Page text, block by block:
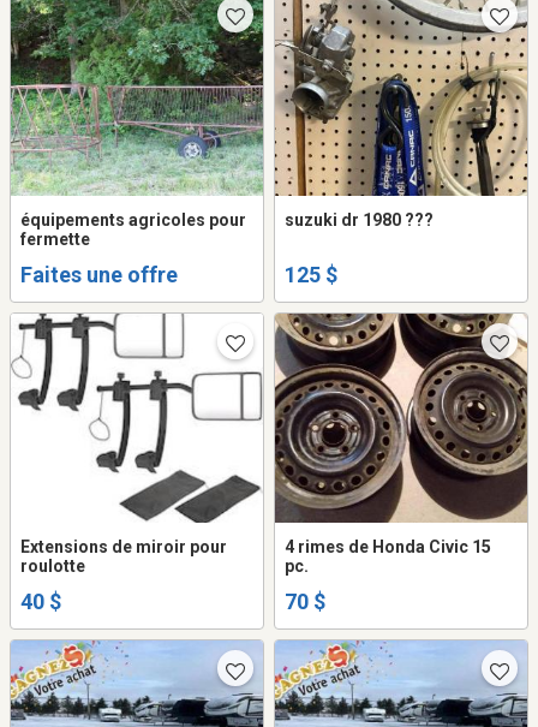
équipements agricoles pour
fermette
Faites une offre
suzuki dr 1980 ???
125 $
Extensions de miroir pour
roulotte
40 $
4 rimes de Honda Civic 15
pc.
70 $